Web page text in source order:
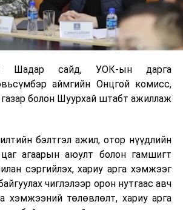
Шадар сайд, УОК-ын дарга
аймгийн Онцгой комисс,
болон Шуурхай штабт ажиллаж
бэлтгэл ажил, отор нүүдлийн
агаарын аюулт болон гамшигт
сэргийлэх, хариу арга хэмжээг
чиглэлээр орон нутгаас авч
хэмжээний төлөвлөлт, хариу арга